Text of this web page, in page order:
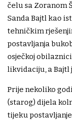
čelu sa Zoranom
Sanda Bajtl kao
tehničkim
postavljanja
osječkoj
likvidaciju, a
Prije nekoliko
(starog) dijela
tijeku